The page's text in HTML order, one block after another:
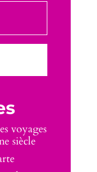
voyages
siècle